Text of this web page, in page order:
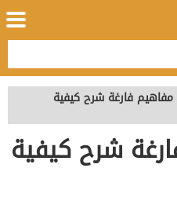
فارغة شرح كيفية
شرح كيفية